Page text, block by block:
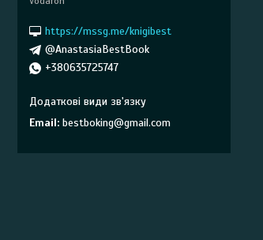
https://mssg.me/knigibest
@AnastasiaBestBook
+380635725747
Email bestboking@gmail.com